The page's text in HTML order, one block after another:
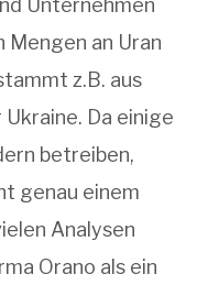
Unternehmen
an Uran
z.B. aus
Da einige
betreiben,
genau einem
Analysen
Orano als ein